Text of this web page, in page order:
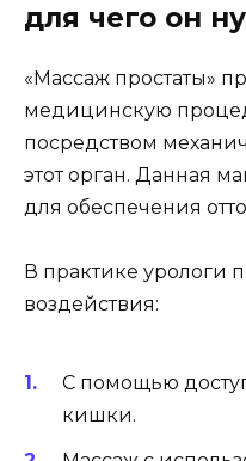
для чего он
«Массаж простаты»
медицинскую
посредством
этот орган. Данная
для обеспечения
В практике урологи
воздействия:
С помощью
кишки.